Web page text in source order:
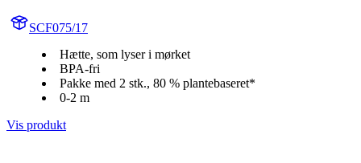
SCF075/17
Hætte, som lyser i mørket
BPA-fri
Pakke med 2 stk., 80 % plantebaseret*
0-2 m
Vis produkt